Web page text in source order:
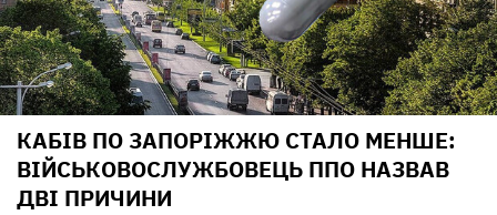
КАБІВ ПО ЗАПОРІЖЖЮ СТАЛО МЕНШЕ:
ВІЙСЬКОВОСЛУЖБОВЕЦЬ ППО НАЗВАВ
ДВІ ПРИЧИНИ